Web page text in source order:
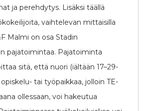
ja perehdytys. Lisäksi täällä
vaihtelevan mittaisilla
Malmi on osa Stadin
pajatoimintaa. Pajatoiminta
sitä, että nuori (iältään 17–29-
tai työpaikkaa, jolloin TE-
ollessaan, voi hakeutua